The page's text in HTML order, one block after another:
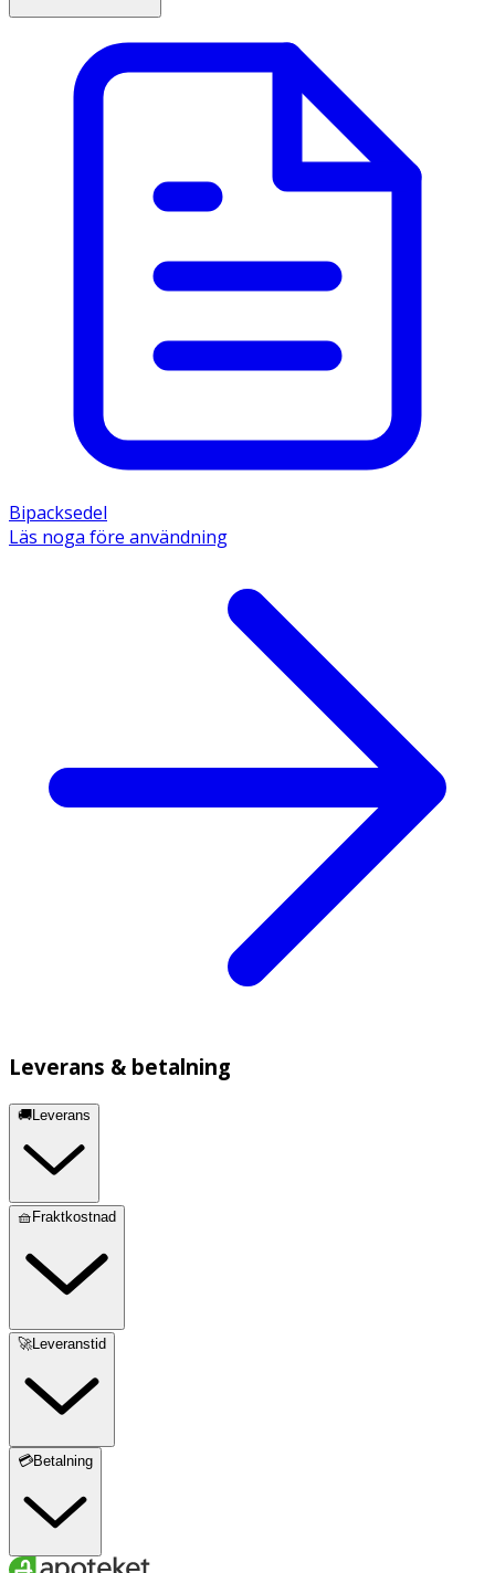
Bipacksedel
Läs noga före användning
Leverans & betalning
🚚Leverans
🧺Fraktkostnad
🚀Leveranstid
💳Betalning